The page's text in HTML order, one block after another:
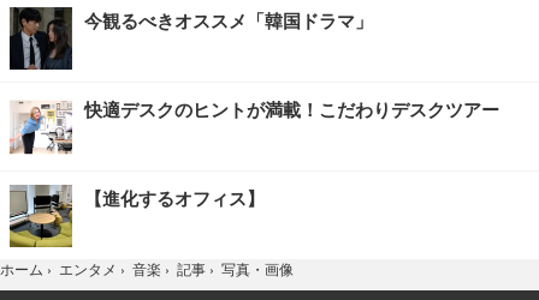
今観るべきオススメ「韓国ドラマ」
快適デスクのヒントが満載！こだわりデスクツアー
【進化するオフィス】
ホーム › エンタメ › 音楽 › 記事 › 写真・画像